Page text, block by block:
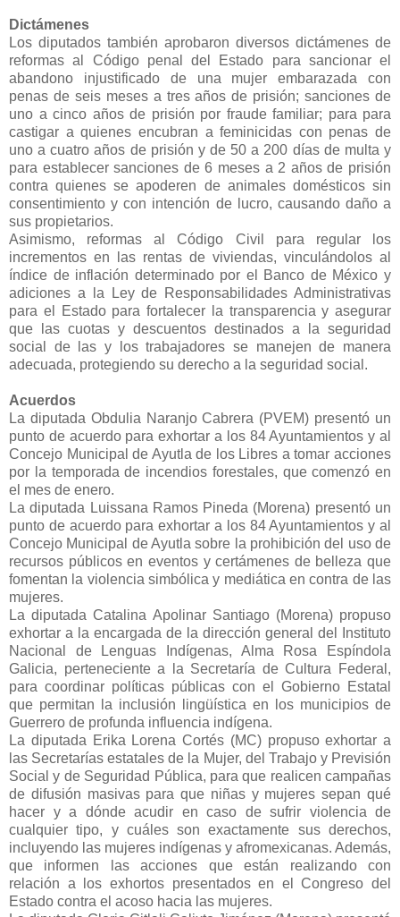
Dictámenes
Los diputados también aprobaron diversos dictámenes de
reformas al Código penal del Estado para sancionar el
abandono injustificado de una mujer embarazada con
penas de seis meses a tres años de prisión; sanciones de
uno a cinco años de prisión por fraude familiar; para para
castigar a quienes encubran a feminicidas con penas de
uno a cuatro años de prisión y de 50 a 200 días de multa y
para establecer sanciones de 6 meses a 2 años de prisión
contra quienes se apoderen de animales domésticos sin
consentimiento y con intención de lucro, causando daño a
sus propietarios.
Asimismo, reformas al Código Civil para regular los
incrementos en las rentas de viviendas, vinculándolos al
índice de inflación determinado por el Banco de México y
adiciones a la Ley de Responsabilidades Administrativas
para el Estado para fortalecer la transparencia y asegurar
que las cuotas y descuentos destinados a la seguridad
social de las y los trabajadores se manejen de manera
adecuada, protegiendo su derecho a la seguridad social.
Acuerdos
La diputada Obdulia Naranjo Cabrera (PVEM) presentó un
punto de acuerdo para exhortar a los 84 Ayuntamientos y al
Concejo Municipal de Ayutla de los Libres a tomar acciones
por la temporada de incendios forestales, que comenzó en
el mes de enero.
La diputada Luissana Ramos Pineda (Morena) presentó un
punto de acuerdo para exhortar a los 84 Ayuntamientos y al
Concejo Municipal de Ayutla sobre la prohibición del uso de
recursos públicos en eventos y certámenes de belleza que
fomentan la violencia simbólica y mediática en contra de las
mujeres.
La diputada Catalina Apolinar Santiago (Morena) propuso
exhortar a la encargada de la dirección general del Instituto
Nacional de Lenguas Indígenas, Alma Rosa Espíndola
Galicia, perteneciente a la Secretaría de Cultura Federal,
para coordinar políticas públicas con el Gobierno Estatal
que permitan la inclusión lingüística en los municipios de
Guerrero de profunda influencia indígena.
La diputada Erika Lorena Cortés (MC) propuso exhortar a
las Secretarías estatales de la Mujer, del Trabajo y Previsión
Social y de Seguridad Pública, para que realicen campañas
de difusión masivas para que niñas y mujeres sepan qué
hacer y a dónde acudir en caso de sufrir violencia de
cualquier tipo, y cuáles son exactamente sus derechos,
incluyendo las mujeres indígenas y afromexicanas. Además,
que informen las acciones que están realizando con
relación a los exhortos presentados en el Congreso del
Estado contra el acoso hacia las mujeres.